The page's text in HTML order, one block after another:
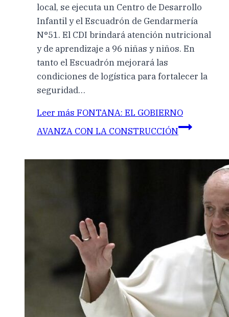
local, se ejecuta un Centro de Desarrollo
Infantil y el Escuadrón de Gendarmería
N°51. El CDI brindará atención nutricional
y de aprendizaje a 96 niñas y niños. En
tanto el Escuadrón mejorará las
condiciones de logística para fortalecer la
seguridad…
Leer más FONTANA: EL GOBIERNO
AVANZA CON LA CONSTRUCCIÓN